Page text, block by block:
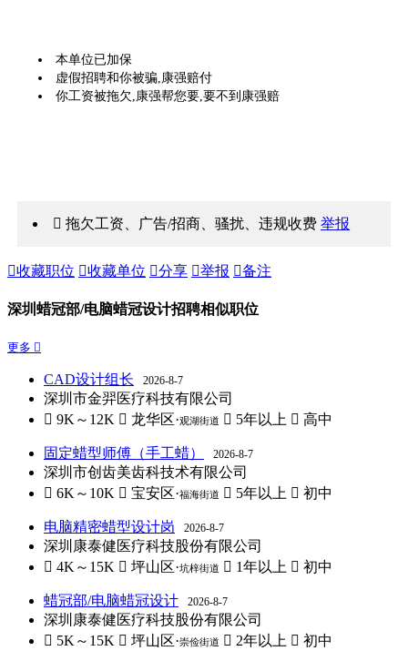
本单位已加保
虚假招聘和你被骗,康强赔付
你工资被拖欠,康强帮您要,要不到康强赔
 拖欠工资、广告/招商、骚扰、违规收费举报
收藏职位 收藏单位 分享 举报 备注
深圳蜡冠部/电脑蜡冠设计招聘相似职位
更多 
CAD设计组长 2026-8-7
深圳市金羿医疗科技有限公司
 9K～12K  龙华区·观湖街道  5年以上  高中
固定蜡型师傅（手工蜡） 2026-8-7
深圳市创齿美齿科技术有限公司
 6K～10K  宝安区·福海街道  5年以上  初中
电脑精密蜡型设计岗 2026-8-7
深圳康泰健医疗科技股份有限公司
 4K～15K  坪山区·坑梓街道  1年以上  初中
蜡冠部/电脑蜡冠设计 2026-8-7
深圳康泰健医疗科技股份有限公司
 5K～15K  坪山区·崇俭街道  2年以上  初中